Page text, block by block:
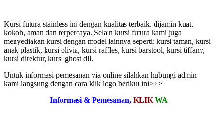
Kursi futura stainless ini dengan kualitas terbaik, dijamin kuat,
kokoh, aman dan terpercaya. Selain kursi futura kami juga
menyediakan kursi dengan model lainnya seperti: kursi taman, kursi
anak plastik, kursi olivia, kursi raffles, kursi barstool, kursi tiffany,
kursi direktur, kursi ghost dll.
Untuk informasi pemesanan via online silahkan hubungi admin
kami langsung dengan cara klik logo berikut ini>>>
Informasi & Pemesanan, KLIK WA